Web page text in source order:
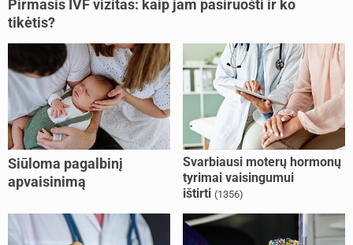
Pirmasis IVF vizitas: kaip jam pasiruošti ir ko
tikėtis?
Siūloma pagalbinį
apvaisinimą
nesusituokusiems, ir
vienišoms moterims
(10)
Svarbiausi moterų hormonų
tyrimai vaisingumui
ištirti (1356)